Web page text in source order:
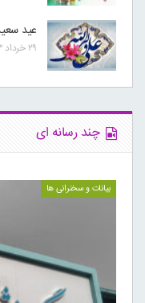
عید
۲۹ خرداد ۱۴۰۳
چند رسانه ای
بیانات و سخنرانی ها